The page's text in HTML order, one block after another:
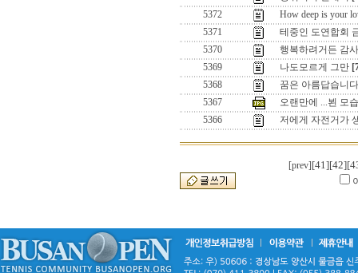
5372
How deep is your
5371
테중인 도연합회
5370
행복하려거든 감
5369
나도모르게 그만
5368
꿈은 아름답습니
5367
오랜만에 ...뵌 모습
5366
저에게 자전거가
[prev] [41][42]